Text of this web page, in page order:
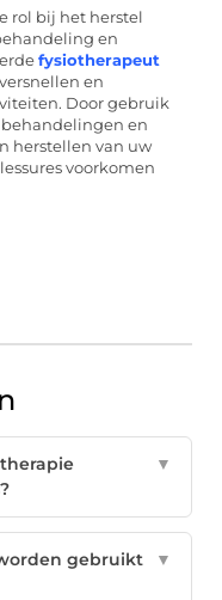
rol bij het herstel
en
fysiotherapeut
en
Door gebruik
en
herstellen van uw
voorkomen
▼
gebruikt
▼